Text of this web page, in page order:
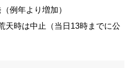
例年より増加）
天時は中止（当日13時までに公